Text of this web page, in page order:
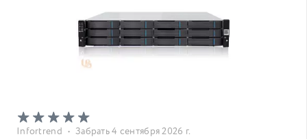
Infortrend • Забрать 4 сентября 2026 г.